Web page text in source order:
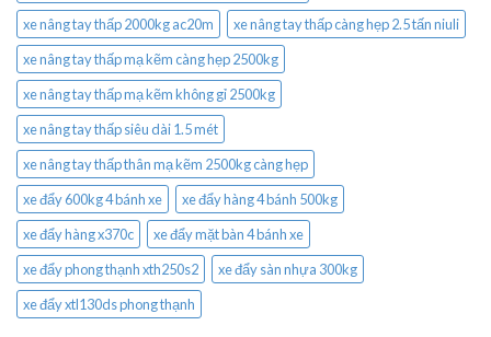
xe nâng tay thấp 2000kg ac20m
xe nâng tay thấp càng hẹp 2.5 tấn niuli
xe nâng tay thấp mạ kẽm càng hẹp 2500kg
xe nâng tay thấp mạ kẽm không gỉ 2500kg
xe nâng tay thấp siêu dài 1.5 mét
xe nâng tay thấp thân mạ kẽm 2500kg càng hẹp
xe đẩy 600kg 4 bánh xe
xe đẩy hàng 4 bánh 500kg
xe đẩy hàng x370c
xe đẩy mặt bàn 4 bánh xe
xe đẩy phong thạnh xth250s2
xe đẩy sàn nhựa 300kg
xe đẩy xtl130ds phong thạnh